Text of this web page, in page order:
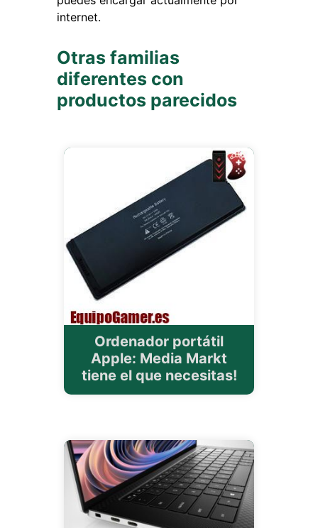
internet.
Otras familias
diferentes con
productos parecidos
Ordenador portátil
Apple: Media Markt
tiene el que necesitas!